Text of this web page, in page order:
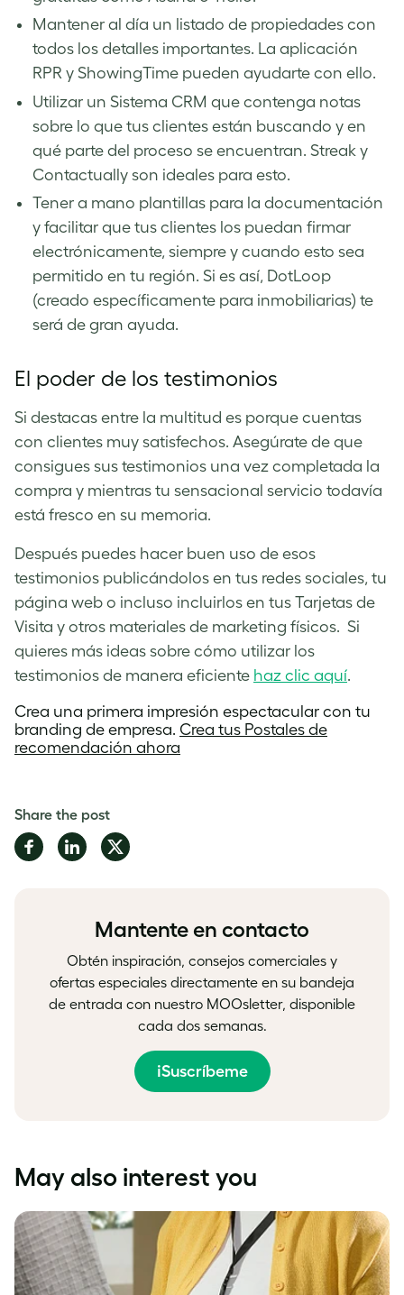
Mantener al día un listado de propiedades con
todos los detalles importantes. La aplicación
RPR y ShowingTime pueden ayudarte con ello.
Utilizar un Sistema CRM que contenga notas
sobre lo que tus clientes están buscando y en
qué parte del proceso se encuentran. Streak y
Contactually son ideales para esto.
Tener a mano plantillas para la documentación
y facilitar que tus clientes los puedan firmar
electrónicamente, siempre y cuando esto sea
permitido en tu región. Si es así, DotLoop
(creado específicamente para inmobiliarias) te
será de gran ayuda.
El poder de los testimonios
Si destacas entre la multitud es porque cuentas
con clientes muy satisfechos. Asegúrate de que
consigues sus testimonios una vez completada la
compra y mientras tu sensacional servicio todavía
está fresco en su memoria.
Después puedes hacer buen uso de esos
testimonios publicándolos en tus redes sociales, tu
página web o incluso incluirlos en tus Tarjetas de
Visita y otros materiales de marketing físicos. Si
quieres más ideas sobre cómo utilizar los
testimonios de manera eficiente haz clic aquí.
Crea una primera impresión espectacular con tu
branding de empresa. Crea tus Postales de
recomendación ahora
Share the post
Share Share Share
Mantente en contacto
Obtén inspiración, consejos comerciales y
ofertas especiales directamente en su bandeja
de entrada con nuestro MOOsletter, disponible
cada dos semanas.
¡Suscríbeme
May also interest you